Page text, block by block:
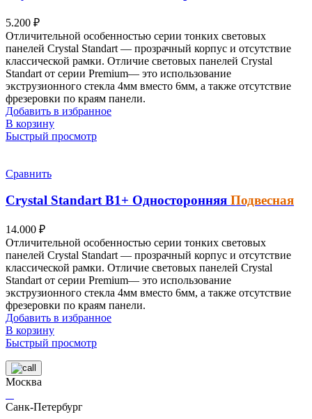
5.200 ₽
Отличительной особенностью серии тонких световых
панелей Crystal Standart — прозрачный корпус и отсутствие
классической рамки. Отличие световых панелей Crystal
Standart от серии Premium— это использование
экструзионного стекла 4мм вместо 6мм, а также отсутствие
фрезеровки по краям панели.
Добавить в избранное
В корзину
Быстрый просмотр
Сравнить
Crystal StandartB1+ Односторонняя Подвесная
14.000 ₽
Отличительной особенностью серии тонких световых
панелей Crystal Standart — прозрачный корпус и отсутствие
классической рамки. Отличие световых панелей Crystal
Standart от серии Premium— это использование
экструзионного стекла 4мм вместо 6мм, а также отсутствие
фрезеровки по краям панели.
Добавить в избранное
В корзину
Быстрый просмотр
Москва
Санк-Петербург